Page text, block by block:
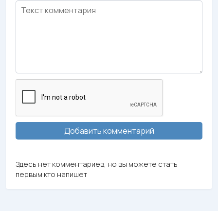
Добавить комментарий
Здесь нет комментариев, но вы можете стать
первым кто напишет